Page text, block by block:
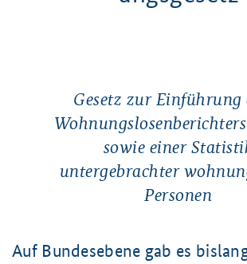
Gesetz zur Einführung
sowie einer
untergebrachter
Personen
Auf Bundesebene gab es